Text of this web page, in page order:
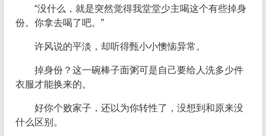
“没什么，就是突然觉得我堂堂少主喝这个有些掉身
份。你拿去喝了吧。”
许风说的平淡，却听得甄小小懊恼异常。
掉身份？这一碗棒子面粥可是自己要给人洗多少件
衣服才能换来的。
好你个败家子，还以为你转性了，没想到和原来没
什么区别。